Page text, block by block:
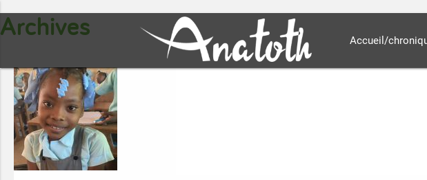
Accueil/
Archives